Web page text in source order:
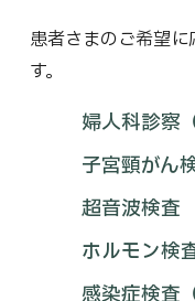
患者さまのご希望
す。
婦人科診察
子宮頸がん
超音波検査
ホルモン検